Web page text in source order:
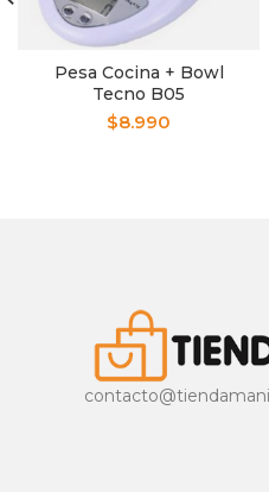
Pesa Cocina + Bowl
Tecno B05
$8.990